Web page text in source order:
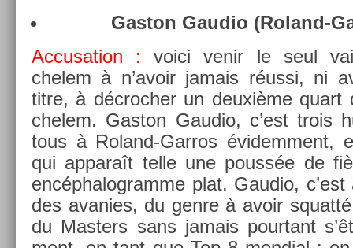
Gas­ton Gaudio (Roland-
Ac­cusa­tion : voici venir le seul
chelem à n’avoir jamais réussi, ni
titre, à décroch­er un deuxième quart
chelem. Gas­ton Gaudio, c’est trois
tous à Roland-Garros évidem­ment,
qui ap­paraît telle une poussée de
en­céphalog­ramme plat. Gaudio,
des avan­ies, du genre à avoir
du Mast­ers sans jamais pour­tant